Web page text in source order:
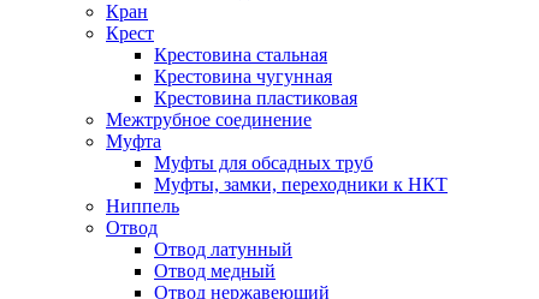
Кран
Крест
Крестовина стальная
Крестовина чугунная
Крестовина пластиковая
Межтрубное соединение
Муфта
Муфты для обсадных труб
Муфты, замки, переходники к НКТ
Ниппель
Отвод
Отвод латунный
Отвод медный
Отвод нержавеющий